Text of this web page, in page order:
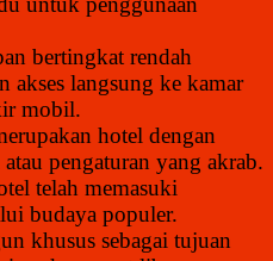
bertingkat rendah
akses langsung ke kamar
mobil.
hotel dengan
pengaturan yang akrab.
telah memasuki
budaya populer.
khusus sebagai tujuan